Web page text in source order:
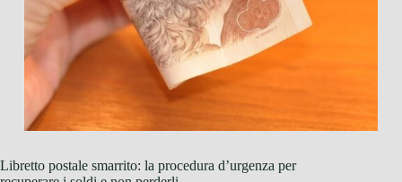
Libretto postale smarrito: la procedura d’urgenza per